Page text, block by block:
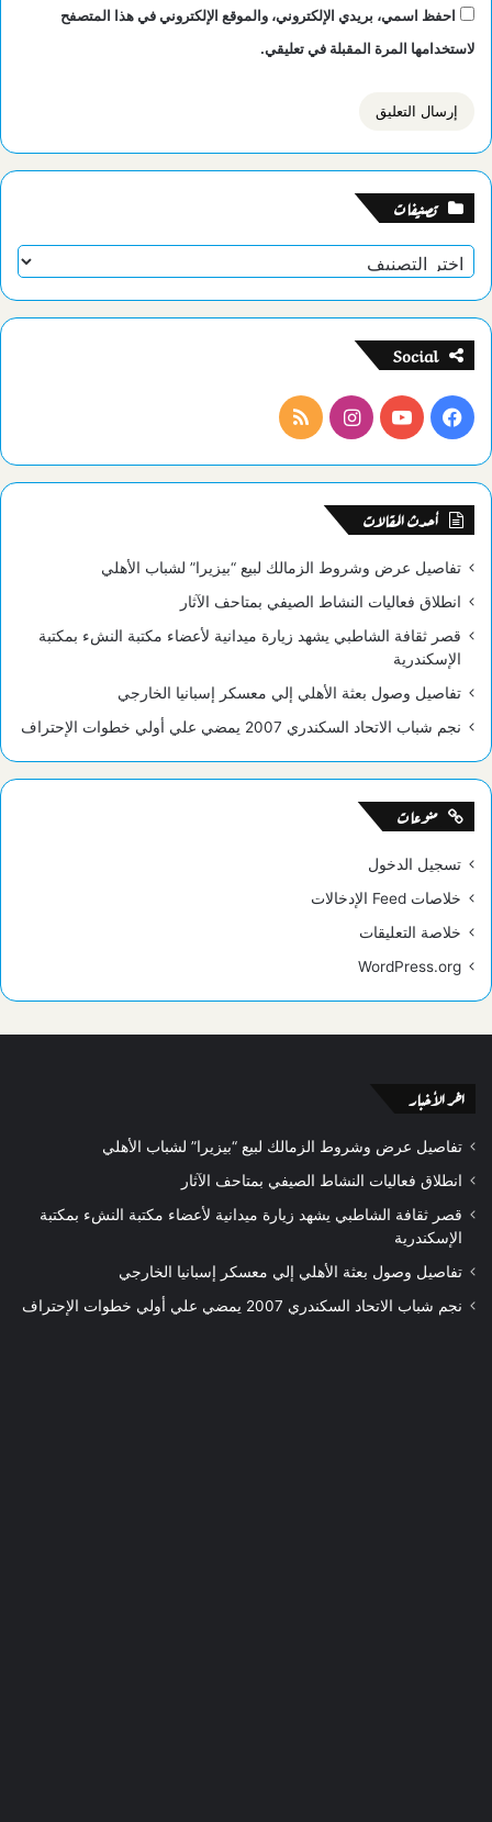
احفظ اسمي، بريدي الإلكتروني، والموقع الإلكتروني في هذا المتصفح
لاستخدامها المرة المقبلة في تعليقي.
تصنيفات
تصنيفات
Social
فيسبوكيوتيوبانستقرامملخص
الموقع
أحدث المقالات
تفاصيل عرض وشروط الزمالك لبيع “بيزيرا” لشباب الأهلي
انطلاق فعاليات النشاط الصيفي بمتاحف الآثار
قصر ثقافة الشاطبي يشهد زيارة ميدانية لأعضاء مكتبة النشء بمكتبة
الإسكندرية
تفاصيل وصول بعثة الأهلي إلي معسكر إسبانيا الخارجي
نجم شباب الاتحاد السكندري 2007 يمضي علي أولي خطوات الإحتراف
منوعات
تسجيل الدخول
خلاصات Feed الإدخالات
خلاصة التعليقات
WordPress.org
اخر الأخبار
تفاصيل عرض وشروط الزمالك لبيع “بيزيرا” لشباب الأهلي
انطلاق فعاليات النشاط الصيفي بمتاحف الآثار
قصر ثقافة الشاطبي يشهد زيارة ميدانية لأعضاء مكتبة النشء بمكتبة
الإسكندرية
تفاصيل وصول بعثة الأهلي إلي معسكر إسبانيا الخارجي
نجم شباب الاتحاد السكندري 2007 يمضي علي أولي خطوات الإحتراف